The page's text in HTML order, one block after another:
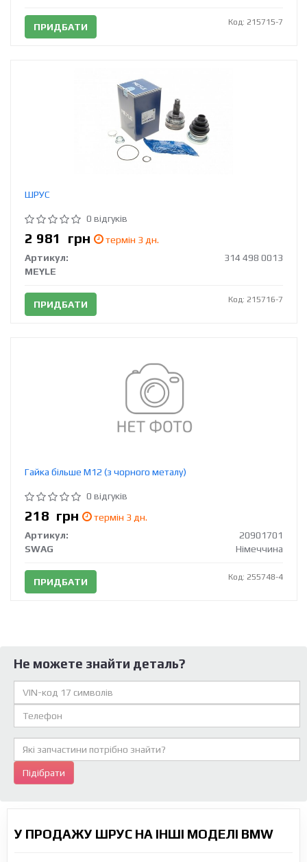
ПРИДБАТИ Код: 215715-7
ШРУС
0 відгуків
2 981 грн
термін 3 дн.
Артикул:
314 498 0013
MEYLE
ПРИДБАТИ Код: 215716-7
Гайка більше М12 (з чорного металу)
0 відгуків
218 грн
термін 3 дн.
Артикул:
20901701
SWAG
Німеччина
ПРИДБАТИ Код: 255748-4
Не можете знайти деталь?
Підібрати
У ПРОДАЖУ ШРУС НА ІНШІ МОДЕЛІ BMW